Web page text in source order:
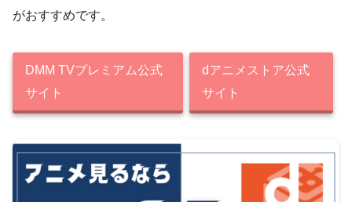
がおすすめです。
DMM TVプレミアム公式
サイト
dアニメストア公式
サイト